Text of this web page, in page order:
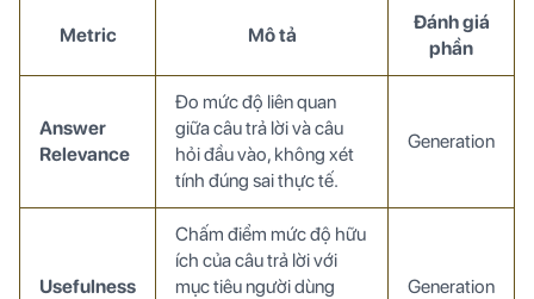
Metric Mô tả
Đánh giá
phần
Answer
Relevance
Đo mức độ liên quan
giữa câu trả lời và câu
hỏi đầu vào, không xét
tính đúng sai thực tế.
Generation
Usefulness
Chấm điểm mức độ hữu
ích của câu trả lời với
mục tiêu người dùng
Generation